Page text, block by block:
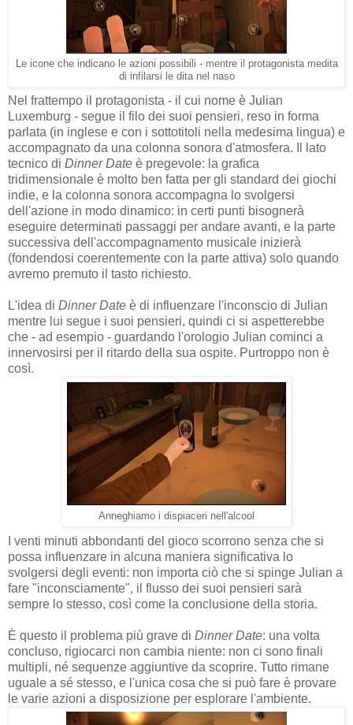
Le icone che indicano le azioni possibili - mentre il protagonista medita
di infilarsi le dita nel naso
Nel frattempo il protagonista - il cui nome è Julian
Luxemburg - segue il filo dei suoi pensieri, reso in forma
parlata (in inglese e con i sottotitoli nella medesima lingua) e
accompagnato da una colonna sonora d'atmosfera. Il lato
tecnico di Dinner Date è pregevole: la grafica
tridimensionale è molto ben fatta per gli standard dei giochi
indie, e la colonna sonora accompagna lo svolgersi
dell'azione in modo dinamico: in certi punti bisognerà
eseguire determinati passaggi per andare avanti, e la parte
successiva dell'accompagnamento musicale inizierà
(fondendosi coerentemente con la parte attiva) solo quando
avremo premuto il tasto richiesto.
L'idea di Dinner Date è di influenzare l'inconscio di Julian
mentre lui segue i suoi pensieri, quindi ci si aspetterebbe
che - ad esempio - guardando l'orologio Julian cominci a
innervosirsi per il ritardo della sua ospite. Purtroppo non è
così.
Anneghiamo i dispiaceri nell'alcool
I venti minuti abbondanti del gioco scorrono senza che si
possa influenzare in alcuna maniera significativa lo
svolgersi degli eventi: non importa ciò che si spinge Julian a
fare "inconsciamente", il flusso dei suoi pensieri sarà
sempre lo stesso, così come la conclusione della storia.
È questo il problema più grave di Dinner Date: una volta
concluso, rigiocarci non cambia niente: non ci sono finali
multipli, né sequenze aggiuntive da scoprire. Tutto rimane
uguale a sé stesso, e l'unica cosa che si può fare è provare
le varie azioni a disposizione per esplorare l'ambiente.